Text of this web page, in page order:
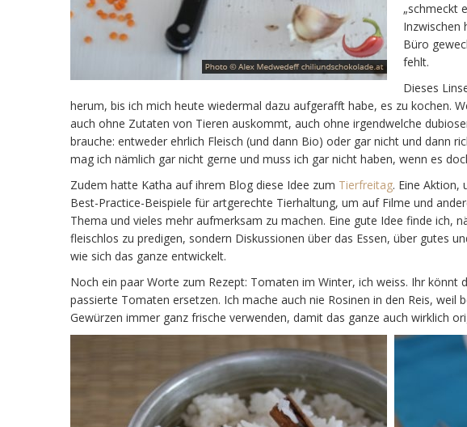
„schmeckt
Inzwischen
Büro
fehlt.
Dieses
herum, bis ich mich heute wiedermal dazu aufgerafft habe, es zu kochen.
auch ohne Zutaten von Tieren auskommt, auch ohne irgendwelche
brauche: entweder ehrlich Fleisch (und dann Bio) oder gar nicht und dann
mag ich nämlich gar nicht gerne und muss ich gar nicht haben, wenn es
Zudem hatte Katha auf ihrem Blog diese Idee zum Tierfreitag. Eine Aktion,
Best-Practice-Beispiele für artgerechte Tierhaltung, um auf Filme und
Thema und vieles mehr aufmerksam zu machen. Eine gute Idee finde ich,
fleischlos zu predigen, sondern Diskussionen über das Essen, über gutes
wie sich das ganze entwickelt.
Noch ein paar Worte zum Rezept: Tomaten im Winter, ich weiss. Ihr könnt
passierte Tomaten ersetzen. Ich mache auch nie Rosinen in den Reis, weil
Gewürzen immer ganz frische verwenden, damit das ganze auch wirklich